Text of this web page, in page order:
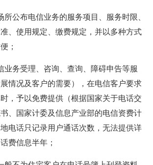
所公布电信业务的服务项目、服务时限、
、使用规定、缴费规定，并以多种方式
；
业务受理、咨询、查询、障碍申告等服
情况及客户的需要），在电信客户要求
，予以免费提供（根据国家关于电话交
、国家计委及信息产业部的电信资费计
电话只记录用户通话次数，无法提供详
费信息半年；